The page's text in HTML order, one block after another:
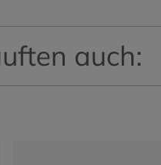
auch: